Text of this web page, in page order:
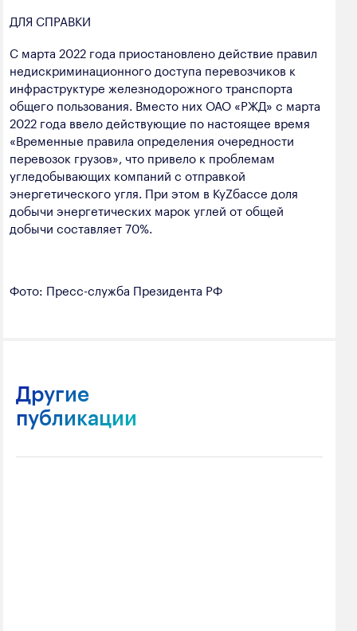
ДЛЯ СПРАВКИ
С марта 2022 года приостановлено действие правил
недискриминационного доступа перевозчиков к
инфраструктуре железнодорожного транспорта
общего пользования. Вместо них ОАО «РЖД» с марта
2022 года ввело действующие по настоящее время
«Временные правила определения очередности
перевозок грузов», что привело к проблемам
угледобывающих компаний с отправкой
энергетического угля. При этом в КуZбассе доля
добычи энергетических марок углей от общей
добычи составляет 70%.
Фото: Пресс-служба Президента РФ
Другие
публикации